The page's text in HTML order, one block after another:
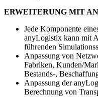
ERWEITERUNG MIT
Jede Komponente
anyLogistix kann mit
führenden
Anpassung von
Fabriken, Kunden/
Bestands-,
Anpassung der
Berechnung von